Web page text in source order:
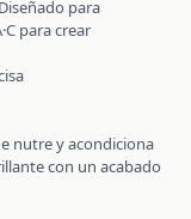
Diseñado para
para crear
nutre y acondiciona
con un acabado